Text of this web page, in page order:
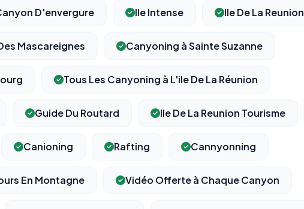
D'envergure Ile Intense Ile De La Reunion
Mascareignes Canyoning à Sainte Suzanne
Tous Les Canyoning à L'ile De La Réunion
Guide Du Routard Ile De La Reunion Tourisme
Canioning Rafting Cannyonning
En Montagne Vidéo Offerte à Chaque Canyon